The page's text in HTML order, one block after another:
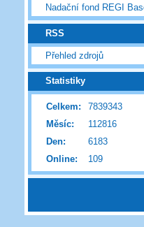
Nadační fond REGI
RSS
Přehled zdrojů
Statistiky
Online: 109
Celkem:
7839343
Měsíc:
112816
Den:
6183